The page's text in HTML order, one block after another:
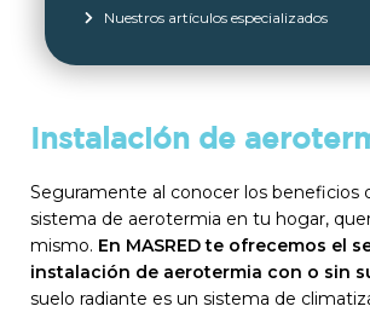
Nuestros artículos especializados
Instalación de
Seguramente al conocer los beneficios
sistema de aerotermia en tu hogar,
mismo. En MASRED te ofrecemos el
instalación de aerotermia con o sin
suelo radiante es un sistema de